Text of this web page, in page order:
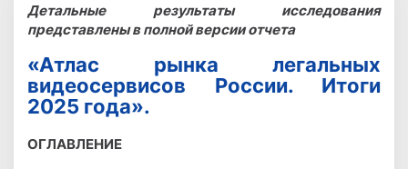
Детальные результаты исследования
представлены в полной версии отчета
«Атлас рынка легальных
видеосервисов России. Итоги
2025 года».
ОГЛАВЛЕНИЕ